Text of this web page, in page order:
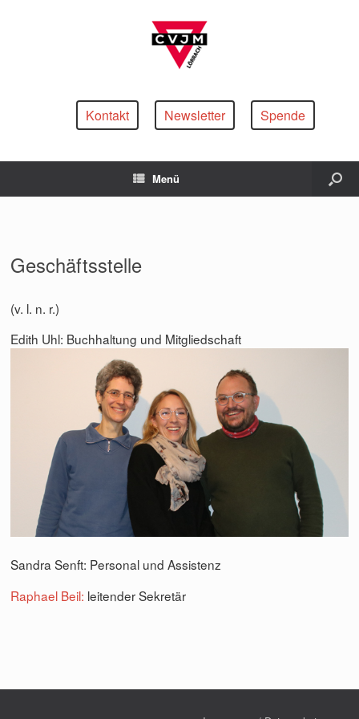
Spende
Newsletter
Kontakt
Menü
Geschäftsstelle
(v. l. n. r.)
Edith Uhl: Buchhaltung und Mitgliedschaft
Sandra Senft: Personal und Assistenz
Raphael Beil: leitender Sekretär